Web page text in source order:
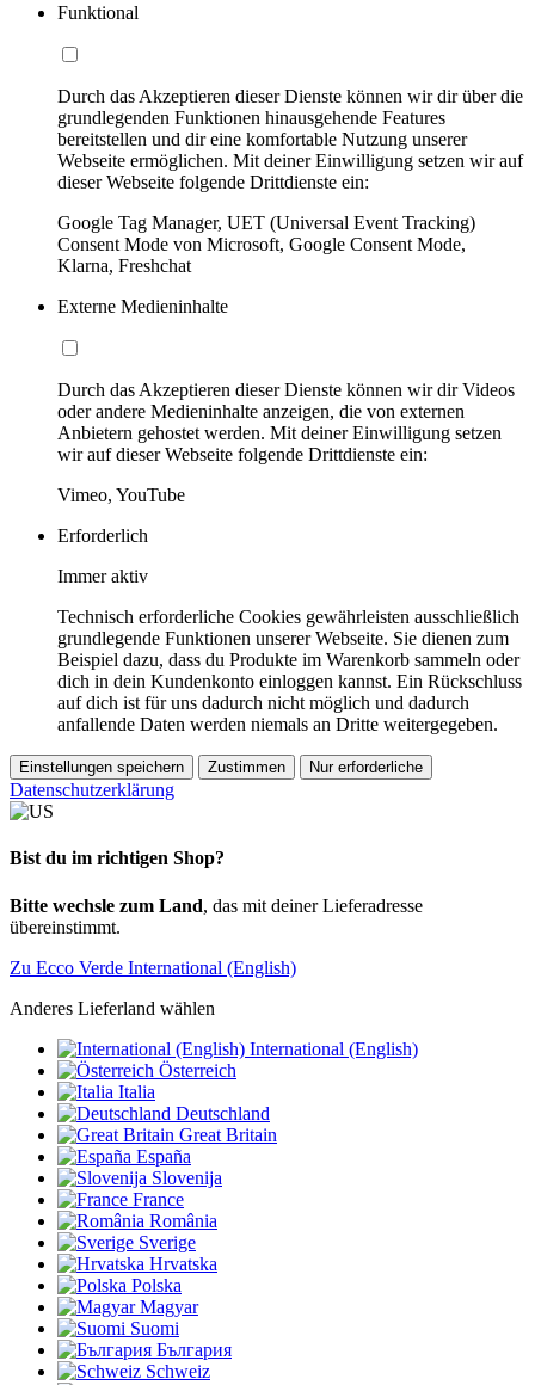
Funktional
Durch das Akzeptieren dieser Dienste können wir dir über die
grundlegenden Funktionen hinausgehende Features
bereitstellen und dir eine komfortable Nutzung unserer
Webseite ermöglichen. Mit deiner Einwilligung setzen wir auf
dieser Webseite folgende Drittdienste ein:
Google Tag Manager, UET (Universal Event Tracking)
Consent Mode von Microsoft, Google Consent Mode,
Klarna, Freshchat
Externe Medieninhalte
Durch das Akzeptieren dieser Dienste können wir dir Videos
oder andere Medieninhalte anzeigen, die von externen
Anbietern gehostet werden. Mit deiner Einwilligung setzen
wir auf dieser Webseite folgende Drittdienste ein:
Vimeo, YouTube
Erforderlich
Immer aktiv
Technisch erforderliche Cookies gewährleisten ausschließlich
grundlegende Funktionen unserer Webseite. Sie dienen zum
Beispiel dazu, dass du Produkte im Warenkorb sammeln oder
dich in dein Kundenkonto einloggen kannst. Ein Rückschluss
auf dich ist für uns dadurch nicht möglich und dadurch
anfallende Daten werden niemals an Dritte weitergegeben.
Einstellungen speichern Zustimmen Nur erforderliche
Datenschutzerklärung
Bist du im richtigen Shop?
Bitte wechsle zum Land, das mit deiner Lieferadresse
übereinstimmt.
Zu Ecco Verde International (English)
Anderes Lieferland wählen
International (English)
Österreich
Italia
Deutschland
Great Britain
España
Slovenija
France
România
Sverige
Hrvatska
Polska
Magyar
Suomi
България
Schweiz